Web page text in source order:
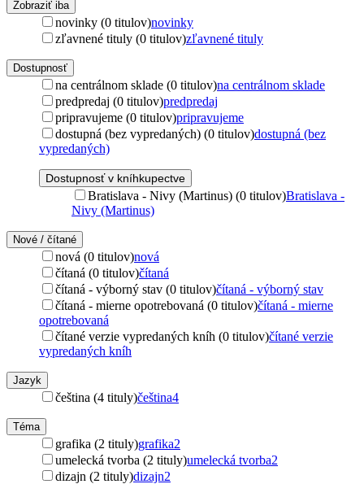
Zobraziť iba
novinky (0 titulov)novinky
zľavnené tituly (0 titulov)zľavnené tituly
Dostupnosť
na centrálnom sklade (0 titulov)na centrálnom sklade
predpredaj (0 titulov)predpredaj
pripravujeme (0 titulov)pripravujeme
dostupná (bez vypredaných) (0 titulov)dostupná (bez
vypredaných)
Dostupnosť v kníhkupectve
Bratislava - Nivy (Martinus) (0 titulov)Bratislava -
Nivy (Martinus)
Nové / čítané
nová (0 titulov)nová
čítaná (0 titulov)čítaná
čítaná - výborný stav (0 titulov)čítaná - výborný stav
čítaná - mierne opotrebovaná (0 titulov)čítaná - mierne
opotrebovaná
čítané verzie vypredaných kníh (0 titulov)čítané verzie
vypredaných kníh
Jazyk
čeština (4 tituly)čeština4
Téma
grafika (2 tituly)grafika2
umelecká tvorba (2 tituly)umelecká tvorba2
dizajn (2 tituly)dizajn2